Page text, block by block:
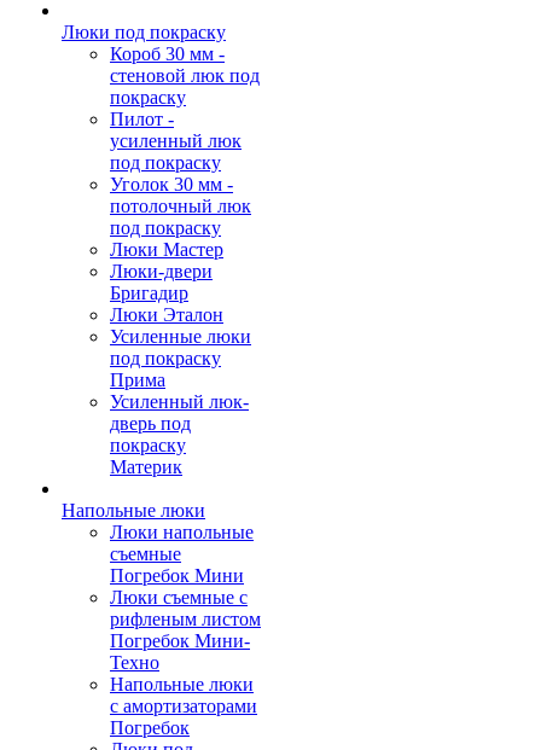
Люки под покраску
Короб 30 мм -
стеновой люк под
покраску
Пилот -
усиленный люк
под покраску
Уголок 30 мм -
потолочный люк
под покраску
Люки Мастер
Люки-двери
Бригадир
Люки Эталон
Усиленные люки
под покраску
Прима
Усиленный люк-
дверь под
покраску
Материк
Напольные люки
Люки напольные
съемные
Погребок Мини
Люки съемные с
рифленым листом
Погребок Мини-
Техно
Напольные люки
с амортизаторами
Погребок